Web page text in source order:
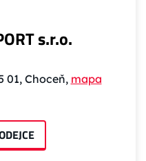
s.r.o.
01, Choceň, mapa